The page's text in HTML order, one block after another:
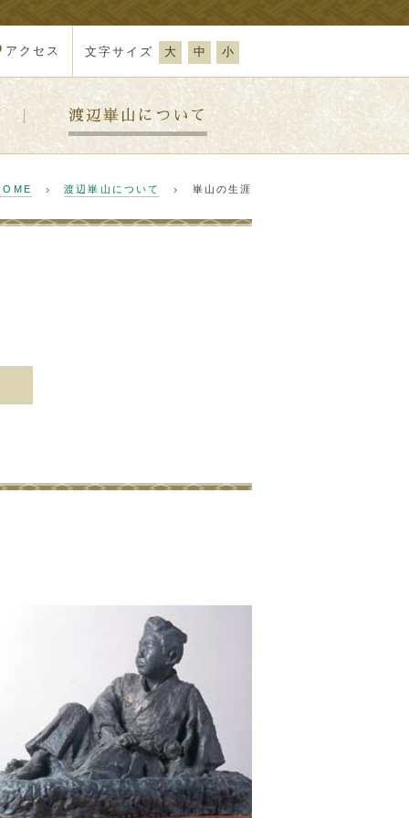
アクセス 文字サイズ 大 中 小
渡辺崋山について
渡辺崋山について 崋山の生涯